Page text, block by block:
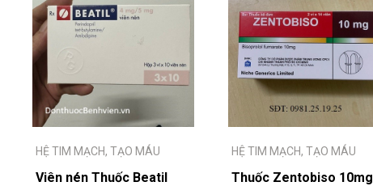
HỆ TIM MẠCH, TẠO MÁU
Viên nén Thuốc Beatil
HỆ TIM MẠCH, TẠO MÁU
Thuốc Zentobiso 10mg